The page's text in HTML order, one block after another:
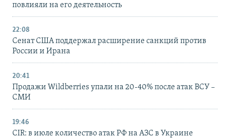
повлияли на его деятельность
22:08
Сенат США поддержал расширение санкций против
России и Ирана
20:41
Продажи Wildberries упали на 20-40% после атак ВСУ –
СМИ
19:46
CIR: в июле количество атак РФ на АЗС в Украине